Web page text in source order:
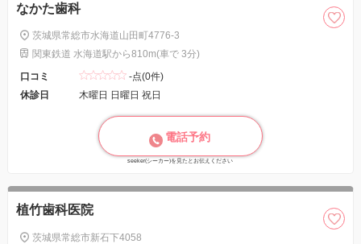
なかた歯科
茨城県常総市水海道山田町4776-3
関東鉄道 水海道駅から810m(車で 3分)
口コミ
-点(0件)
休診日
木曜日 日曜日 祝日
電話予約
seeker(シーカー)を見たとお伝えください
植竹歯科医院
茨城県常総市新石下4058